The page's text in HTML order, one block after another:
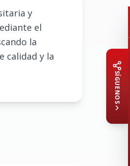
y
el
la
calidad y la
SÍGUENOS